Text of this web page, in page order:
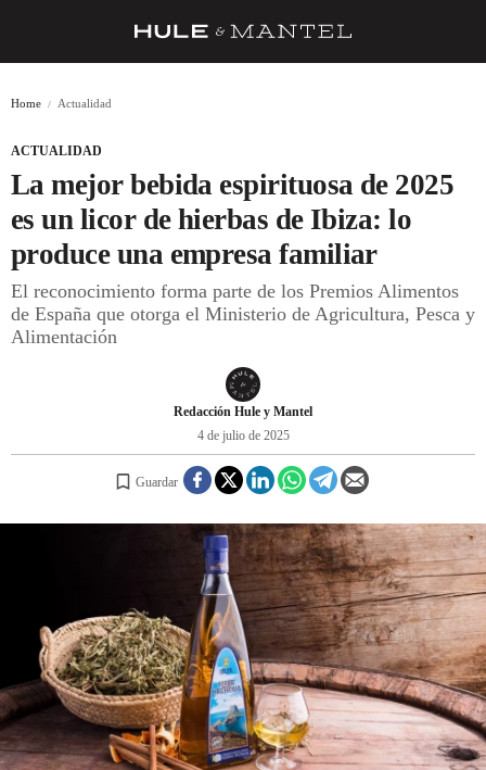
BARRAS Y ESTRELLAS
DÓNDE COMER
ÍDOLOS DE MESAS
CUADERNO DE VIAJE
REGISTRO
INICIAR SESIÓN
Home Actualidad
ACTUALIDAD
La mejor bebida espirituosa de 2025
es un licor de hierbas de Ibiza: lo
produce una empresa familiar
El reconocimiento forma parte de los Premios Alimentos
de España que otorga el Ministerio de Agricultura, Pesca y
Alimentación
Redacción Hule y Mantel
4 de julio de 2025
Guardar